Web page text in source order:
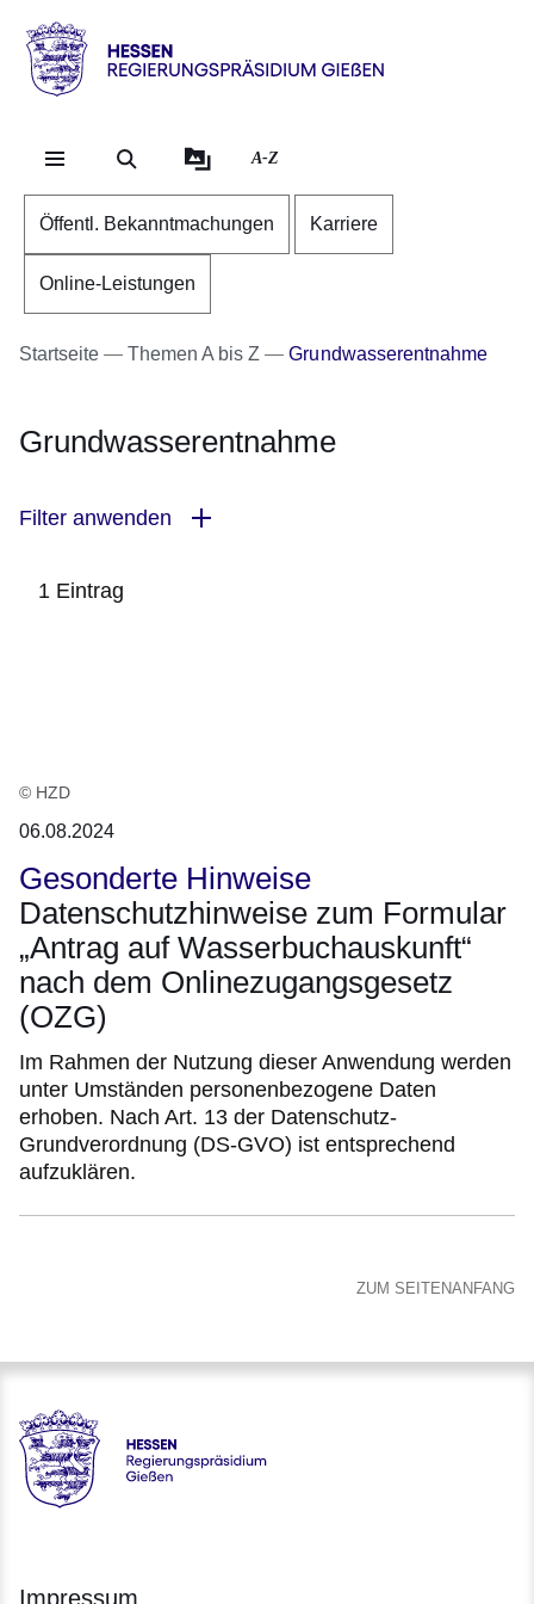
Direkt zum Kopf der
Direkt zum Inhalt
Direkt zum Fuß der
Hessen
RP
A-Z
Öffentl. Bekanntmachungen Karriere
Online-Leistungen
Startseite Themen A bis Z Grundwasserentnahme
Grundwasserentnahme
Filter anwenden
1 Eintrag
© HZD
06.08.2024
Gesonderte Hinweise
Datenschutzhinweise zum Formular
„Antrag auf Wasserbuchauskunft“
nach dem Onlinezugangsgesetz
(OZG)
Im Rahmen der Nutzung dieser Anwendung werden
unter Umständen personenbezogene Daten
erhoben. Nach Art. 13 der Datenschutz-
Grundverordnung (DS-GVO) ist entsprechend
aufzuklären.
ZUM SEITENANFANG
Hessen - Regierungspräsidium Gießen
Impressum